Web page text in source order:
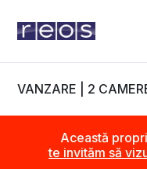
VANZARE | 2
Această
te invităm să